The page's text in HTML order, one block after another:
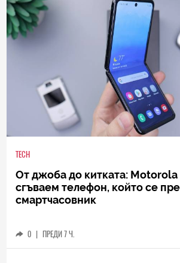
TECH
От джоба до китката: Motorola
сгъваем телефон, който се
смартчасовник
0 | ПРЕДИ 7 Ч.